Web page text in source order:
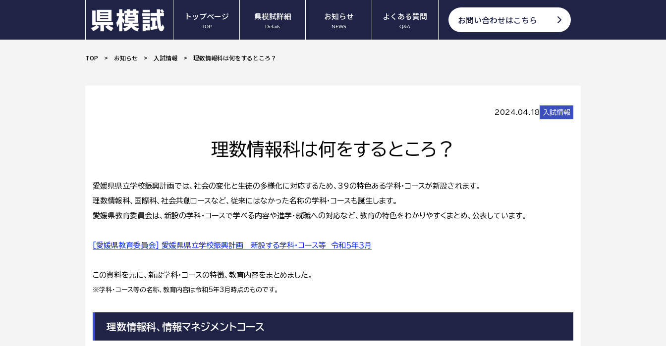
トップページ
TOP
県模試詳細
Details
お知らせ
NEWS
よくある質問
Q&A
お問い合わせはこちら
TOP お知らせ 入試情報 理数情報科は何をするところ？
2024.04.18 入試情報
理数情報科は何をするところ？
愛媛県県立学校振興計画では、社会の変化と生徒の多様化に対応するため、39の特色ある学科・コースが新設されます。
理数情報科、国際科、社会共創コースなど、従来にはなかった名称の学科・コースも誕生します。
愛媛県教育委員会は、新設の学科・コースで学べる内容や進学・就職への対応など、教育の特色をわかりやすくまとめ、公表しています。
[愛媛県教育委員会] 愛媛県県立学校振興計画 新設する学科・コース等 令和５年３月
この資料を元に、新設学科・コースの特徴、教育内容をまとめました。
※学科・コース等の名称、教育内容は令和5年3月時点のものです。
理数情報科、情報マネジメントコース